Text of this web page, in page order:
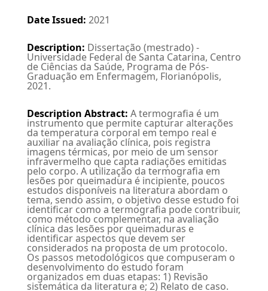
Date Issued: 2021
Description: Dissertação (mestrado) -
Universidade Federal de Santa Catarina, Centro
de Ciências da Saúde, Programa de Pós-
Graduação em Enfermagem, Florianópolis,
2021.
Description Abstract: A termografia é um
instrumento que permite capturar alterações
da temperatura corporal em tempo real e
auxiliar na avaliação clínica, pois registra
imagens térmicas, por meio de um sensor
infravermelho que capta radiações emitidas
pelo corpo. A utilização da termografia em
lesões por queimadura é incipiente, poucos
estudos disponíveis na literatura abordam o
tema, sendo assim, o objetivo desse estudo foi
identificar como a termografia pode contribuir,
como método complementar, na avaliação
clínica das lesões por queimaduras e
identificar aspectos que devem ser
considerados na proposta de um protocolo.
Os passos metodológicos que compuseram o
desenvolvimento do estudo foram
organizados em duas etapas: 1) Revisão
sistemática da literatura e; 2) Relato de caso.